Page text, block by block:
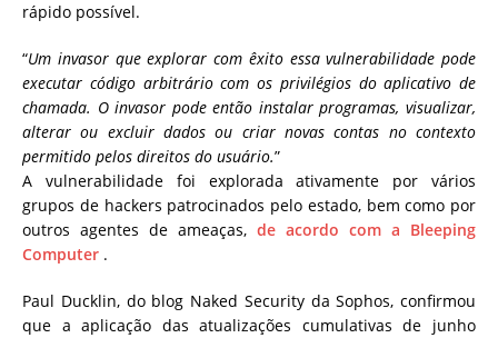
rápido possível.
“Um invasor que explorar com êxito essa vulnerabilidade pode
executar código arbitrário com os privilégios do aplicativo de
chamada. O invasor pode então instalar programas, visualizar,
alterar ou excluir dados ou criar novas contas no contexto
permitido pelos direitos do usuário.”
A vulnerabilidade foi explorada ativamente por vários
grupos de hackers patrocinados pelo estado, bem como por
outros agentes de ameaças, de acordo com a Bleeping
Computer .
Paul Ducklin, do blog Naked Security da Sophos, confirmou
que a aplicação das atualizações cumulativas de junho